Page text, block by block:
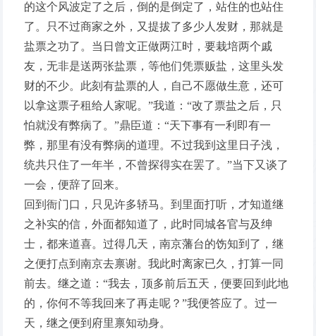
的这个风波定了之后，倒的是倒定了，站住的也站住
了。只不过商家之外，又提拔了多少人发财，那就是
盐票之功了。当日曾文正做两江时，要栽培两个戚
友，无非是送两张盐票，等他们凭票贩盐，这里头发
财的不少。此刻有盐票的人，自己不愿做生意，还可
以拿这票子租给人家呢。”我道：“改了票盐之后，只
怕就没有弊病了。”鼎臣道：“天下事有一利即有一
弊，那里有没有弊病的道理。不过我到这里日子浅，
统共只住了一年半，不曾探得实在罢了。”当下又谈了
一会，便辞了回来。
回到衙门口，只见许多轿马。到里面打听，才知道继
之补实的信，外面都知道了，此时同城各官与及绅
士，都来道喜。过得几天，南京藩台的饬知到了，继
之便打点到南京去禀谢。我此时离家已久，打算一同
前去。继之道：“我去，顶多前后五天，便要回到此地
的，你何不等我回来了再走呢？”我便答应了。过一
天，继之便到府里禀知动身。